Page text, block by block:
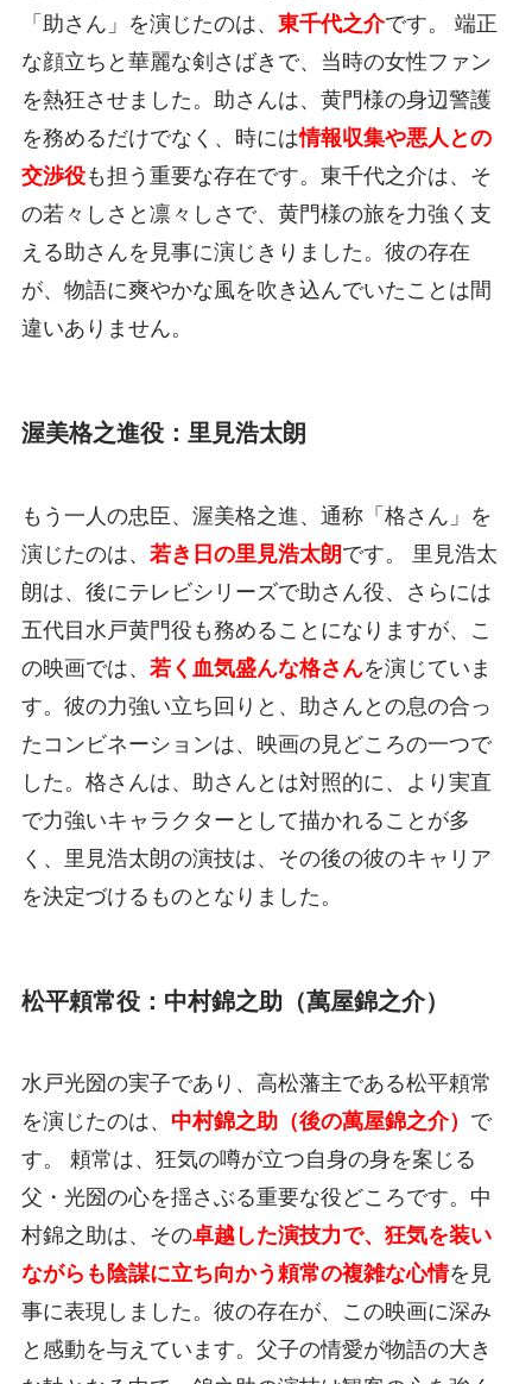
「助さん」を演じたのは、 東千代之介です。 端正
な顔立ちと華麗な剣さばきで、当時の女性ファン
を熱狂させました。助さんは、黄門様の身辺警護
を務めるだけでなく、時には情報収集や悪人との
交渉役も担う重要な存在です。東千代之介は、そ
の若々しさと凛々しさで、黄門様の旅を力強く支
える助さんを見事に演じきりました。彼の存在
が、物語に爽やかな風を吹き込んでいたことは間
違いありません。
渥美格之進役：里見浩太朗
もう一人の忠臣、渥美格之進、通称「格さん」を
演じたのは、 若き日の里見浩太朗 です。 里見浩太
朗は、後にテレビシリーズで助さん役、さらには
五代目水戸黄門役も務めることになりますが、こ
の映画では、 若く血気盛んな格さんを演じていま
す。彼の力強い立ち回りと、助さんとの息の合っ
たコンビネーションは、映画の見どころの一つで
した。格さんは、助さんとは対照的に、より実直
で力強いキャラクターとして描かれることが多
く、里見浩太朗の演技は、その後の彼のキャリア
を決定づけるものとなりました。
松平頼常役：中村錦之助（萬屋錦之介）
水戸光圀の実子であり、高松藩主である松平頼常
を演じたのは、 中村錦之助（後の萬屋錦之介） で
す。 頼常は、狂気の噂が立つ自身の身を案じる
父・光圀の心を揺さぶる重要な役どころです。中
村錦之助は、その卓越した演技力で、狂気を装い
ながらも陰謀に立ち向かう頼常の複雑な心情を見
事に表現しました。彼の存在が、この映画に深み
と感動を与えています。父子の情愛が物語の大き